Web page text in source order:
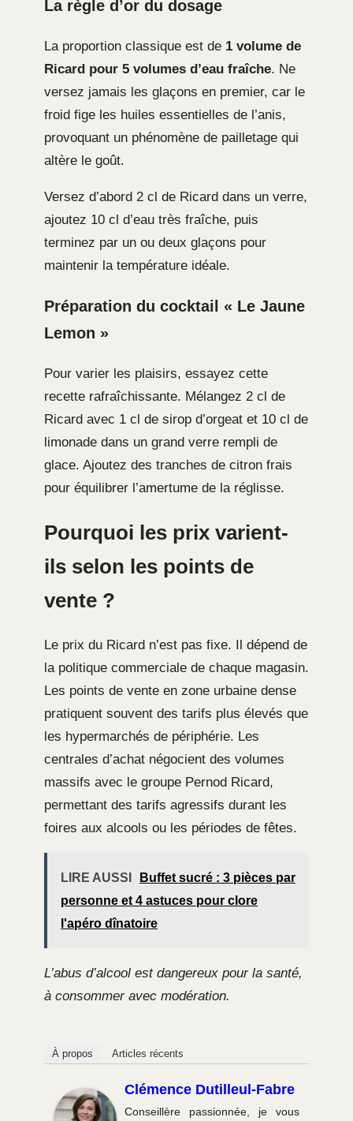
La règle d’or du dosage
La proportion classique est de 1 volume de
Ricard pour 5 volumes d’eau fraîche. Ne
versez jamais les glaçons en premier, car le
froid fige les huiles essentielles de l’anis,
provoquant un phénomène de pailletage qui
altère le goût.
Versez d’abord 2 cl de Ricard dans un verre,
ajoutez 10 cl d’eau très fraîche, puis
terminez par un ou deux glaçons pour
maintenir la température idéale.
Préparation du cocktail « Le Jaune
Lemon »
Pour varier les plaisirs, essayez cette
recette rafraîchissante. Mélangez 2 cl de
Ricard avec 1 cl de sirop d’orgeat et 10 cl de
limonade dans un grand verre rempli de
glace. Ajoutez des tranches de citron frais
pour équilibrer l’amertume de la réglisse.
Pourquoi les prix varient-
ils selon les points de
vente ?
Le prix du Ricard n’est pas fixe. Il dépend de
la politique commerciale de chaque magasin.
Les points de vente en zone urbaine dense
pratiquent souvent des tarifs plus élevés que
les hypermarchés de périphérie. Les
centrales d’achat négocient des volumes
massifs avec le groupe Pernod Ricard,
permettant des tarifs agressifs durant les
foires aux alcools ou les périodes de fêtes.
LIRE AUSSI
Buffet sucré : 3 pièces par
personne et 4 astuces pour clore
l'apéro dînatoire
L’abus d’alcool est dangereux pour la santé,
à consommer avec modération.
À propos Articles récents
Clémence Dutilleul-Fabre
Conseillère passionnée, je vous